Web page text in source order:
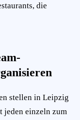
die
stellen in Leipzig
jeden einzeln zum